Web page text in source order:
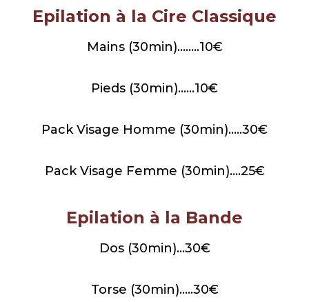
Epilation à la Cire Classique
Mains (30min)……..10€
Pieds (30min)……10€
Pack Visage Homme (30min)…..30€
Pack Visage Femme (30min)….25€
Epilation à la Bande
Dos (30min)…30€
Torse (30min)…..30€